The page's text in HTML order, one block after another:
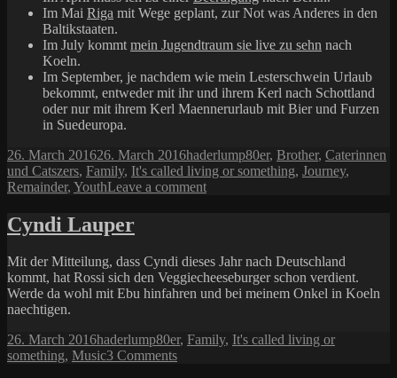
Im Mai Riga mit Wege geplant, zur Not was Anderes in den
Baltikstaaten.
Im July kommt mein Jugendtraum sie live zu sehn nach
Koeln.
Im September, je nachdem wie mein Lesterschwein Urlaub
bekommt, entweder mit ihr und ihrem Kerl nach Schottland
oder nur mit ihrem Kerl Maennerurlaub mit Bier und Furzen
in Suedeuropa.
Posted
on
26. March 201626. March 2016Author
haderlumpCategories
80er, Brother, Caterinnen
und Catszers, Family, It's called living or something, Journey,
Remainder, YouthLeave a commenton
min.
6x
weg
Cyndi Lauper
Mit der Mitteilung, dass Cyndi dieses Jahr nach Deutschland
kommt, hat Rossi sich den Veggiecheeseburger schon verdient.
Werde da wohl mit Ebu hinfahren und bei meinem Onkel in Koeln
naechtigen.
Posted
on
26. March 2016Author
haderlumpCategories
80er, Family, It's called living or
something, Music3 Commentson